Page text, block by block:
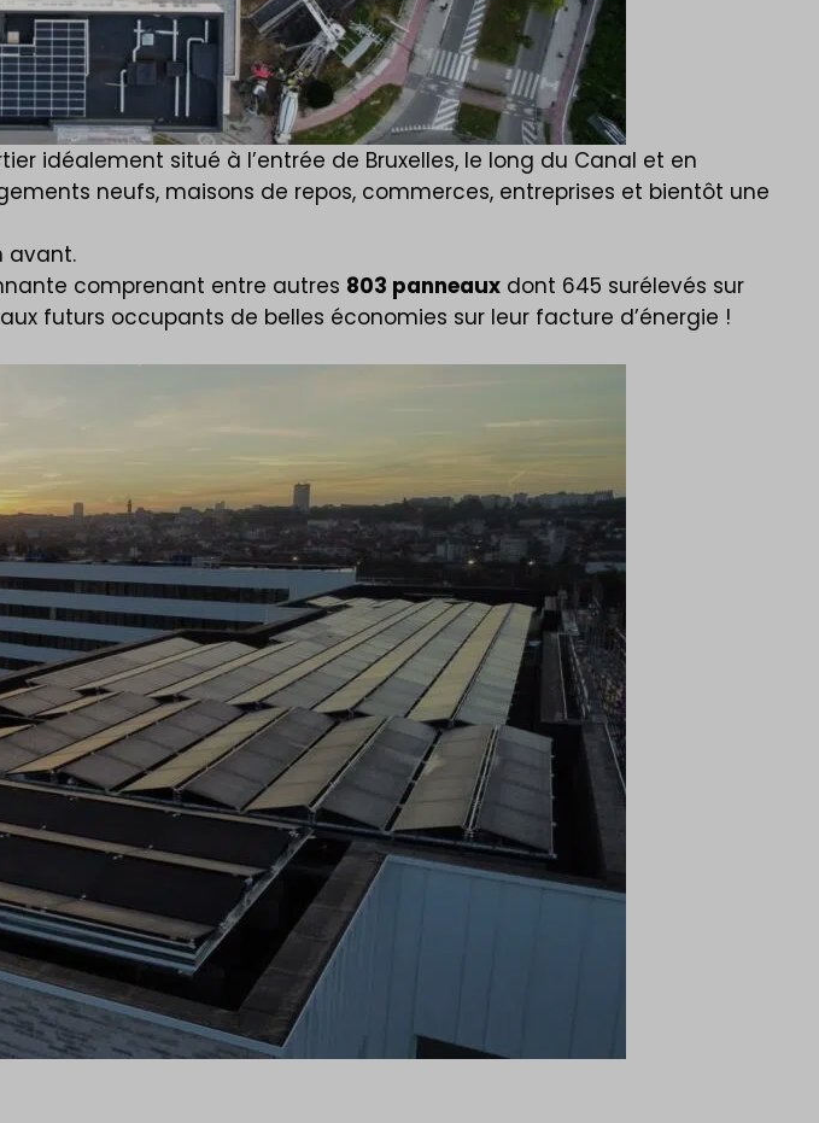
idéalement situé à l’entrée de Bruxelles, le long du Canal et en
neufs, maisons de repos, commerces, entreprises et bientôt une
avant.
comprenant entre autres 803 panneaux dont 645 surélevés sur
futurs occupants de belles économies sur leur facture d’énergie !